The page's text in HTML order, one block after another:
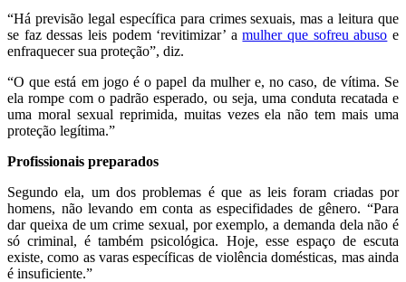
“Há previsão legal específica para crimes sexuais, mas a leitura que
se faz dessas leis podem ‘revitimizar’ amulher que sofreu abuso e
enfraquecer sua proteção”, diz.
“O que está em jogo é o papel da mulher e, no caso, de vítima. Se
ela rompe com o padrão esperado, ou seja, uma conduta recatada e
uma moral sexual reprimida, muitas vezes ela não tem mais uma
proteção legítima.”
Profissionais preparados
Segundo ela, um dos problemas é que as leis foram criadas por
homens, não levando em conta as especifidades de gênero. “Para
dar queixa de um crime sexual, por exemplo, a demanda dela não é
só criminal, é também psicológica. Hoje, esse espaço de escuta
existe, como as varas específicas de violência domésticas, mas ainda
é insuficiente.”